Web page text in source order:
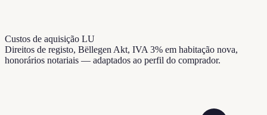
Custos de aquisição LU
Direitos de registo, Bëllegen Akt, IVA 3% em habitação nova,
honorários notariais — adaptados ao perfil do comprador.